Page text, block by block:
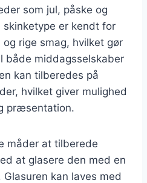
som jul, påske og
skinketype er kendt for
rige smag, hvilket gør
både middagsselskaber
kan tilberedes på
hvilket giver mulighed
præsentation.
måder at tilberede
at glasere den med en
kan laves med